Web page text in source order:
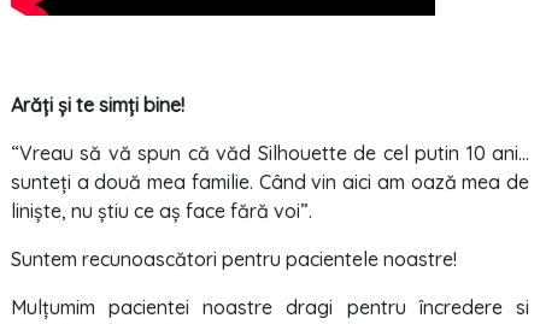
Arăți și te simți bine!
“Vreau să vă spun că văd Silhouette de cel putin 10 ani…
sunteți a două mea familie. Când vin aici am oază mea de
liniște, nu știu ce aș face fără voi”.
Suntem recunoascători pentru pacientele noastre!
Mulțumim pacientei noastre dragi pentru încredere si